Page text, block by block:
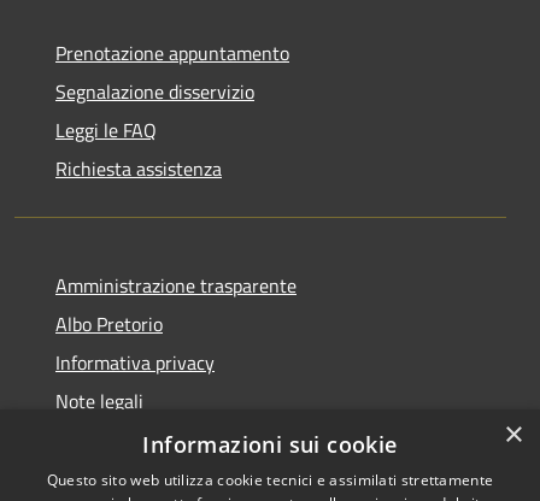
Prenotazione appuntamento
Segnalazione disservizio
Leggi le FAQ
Richiesta assistenza
Amministrazione trasparente
Albo Pretorio
Informativa privacy
Note legali
Dichiarazione di accessibilità
×
Informazioni sui cookie
Questo sito web utilizza cookie tecnici e assimilati strettamente